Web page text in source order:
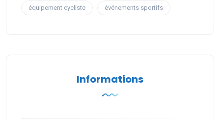
équipement cycliste événements sportifs
Informations